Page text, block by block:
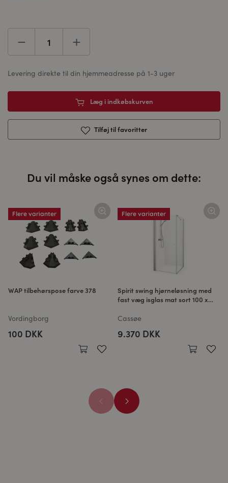
Levering direkte til din hjemmeadresse på 1-3 uger
Læg i indkøbskurven
Tilføj til favoritter
Du vil måske også synes om dette:
Flere varianter
WAP tilbehørspose farve 378
Vordingborg
100 DKK
Flere varianter
Spirit swing hjørneløsning med
fast væg isglas mat sort 100 x
Cassøe
9.370 DKK